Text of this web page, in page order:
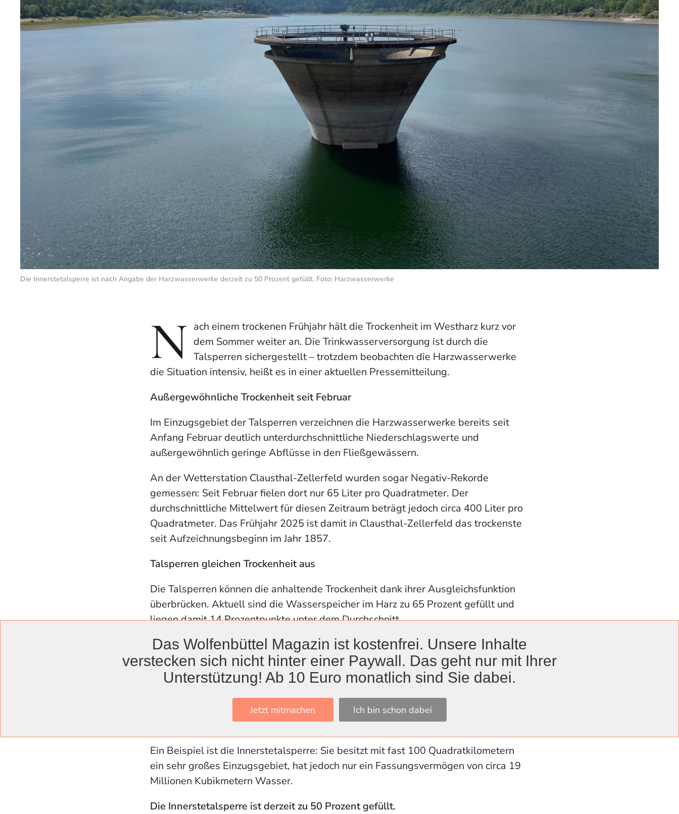
Die Innerstetalsperre ist nach Angabe der Harzwasserwerke derzeit zu 50 Prozent gefüllt. Foto: Harzwasserwerke
N ach einem trockenen Frühjahr hält die Trockenheit im Westharz kurz vor
dem Sommer weiter an. Die Trinkwasserversorgung ist durch die
Talsperren sichergestellt – trotzdem beobachten die Harzwasserwerke
die Situation intensiv, heißt es in einer aktuellen Pressemitteilung.
Außergewöhnliche Trockenheit seit Februar
Im Einzugsgebiet der Talsperren verzeichnen die Harzwasserwerke bereits seit
Anfang Februar deutlich unterdurchschnittliche Niederschlagswerte und
außergewöhnlich geringe Abflüsse in den Fließgewässern.
An der Wetterstation Clausthal-Zellerfeld wurden sogar Negativ-Rekorde
gemessen: Seit Februar fielen dort nur 65 Liter pro Quadratmeter. Der
durchschnittliche Mittelwert für diesen Zeitraum beträgt jedoch circa 400 Liter pro
Quadratmeter. Das Frühjahr 2025 ist damit in Clausthal-Zellerfeld das trockenste
seit Aufzeichnungsbeginn im Jahr 1857.
Talsperren gleichen Trockenheit aus
Die Talsperren können die anhaltende Trockenheit dank ihrer Ausgleichsfunktion
überbrücken. Aktuell sind die Wasserspeicher im Harz zu 65 Prozent gefüllt und
liegen damit 14 Prozentpunkte unter dem Durchschnitt.
Die Trinkwasserversorgung ist aber aufgrund der angestauten Inhalte aus den
regenreicheren Monaten des vergangenen Jahres weiterhin sichergestellt.
Größere Auswirkung bei kleineren Talsperren
Sichtbar wird die aktuelle Trockenheit besonders bei kleineren Talsperren, bei
denen sich der Füllstand bei extremen Wetterereignissen schneller verändert.
Ein Beispiel ist die Innerstetalsperre: Sie besitzt mit fast 100 Quadratkilometern
ein sehr großes Einzugsgebiet, hat jedoch nur ein Fassungsvermögen von circa 19
Millionen Kubikmetern Wasser.
Die Innerstetalsperre ist derzeit zu 50 Prozent gefüllt.
Das Wolfenbüttel Magazin ist kostenfrei. Unsere Inhalte
verstecken sich nicht hinter einer Paywall. Das geht nur mit Ihrer
Unterstützung! Ab 10 Euro monatlich sind Sie dabei.
Jetzt mitmachen Ich bin schon dabei